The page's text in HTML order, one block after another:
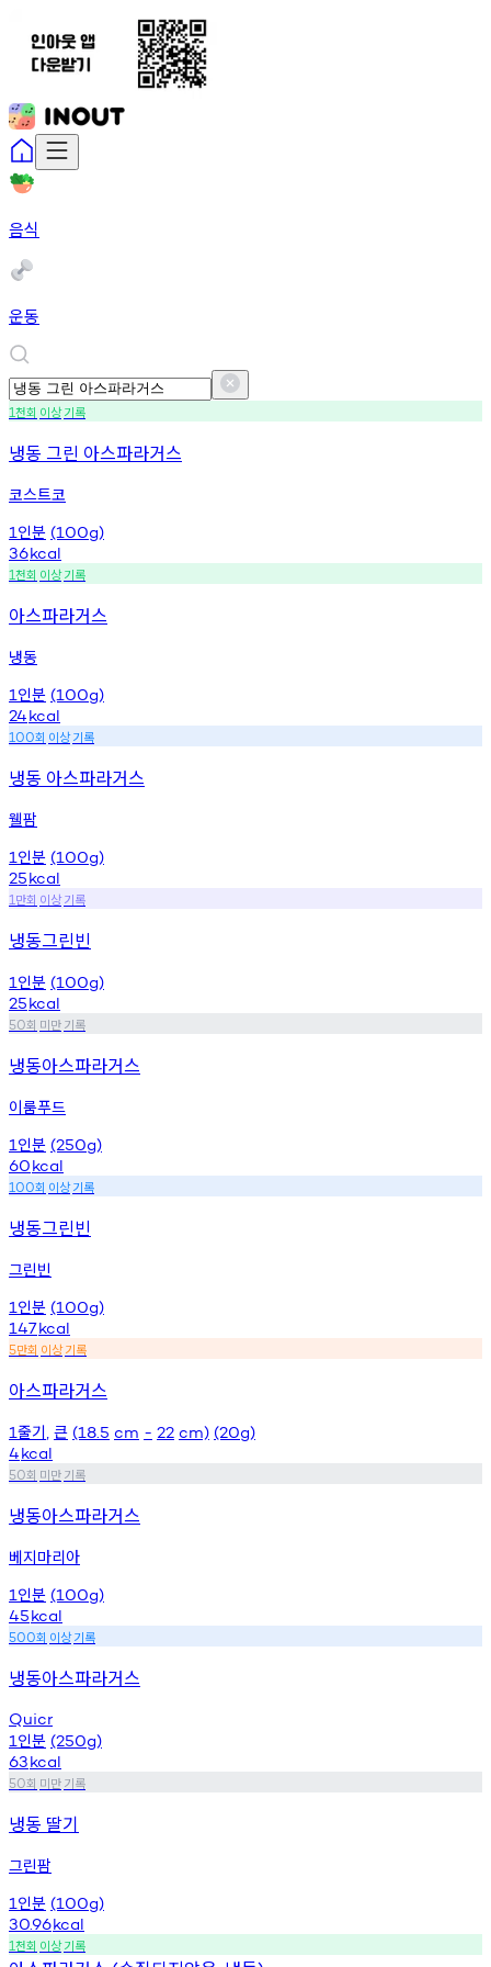
음식
운동
1천회 이상기록
냉동 그린 아스파라거스
코스트코
1 인분 (100g)
36kcal
1천회 이상기록
아스파라거스
냉동
1 인분 (100g)
24kcal
100회 이상기록
냉동 아스파라거스
웰팜
1 인분 (100g)
25kcal
1 만회 이상기록
냉동그린빈
1 인분 (100g)
25kcal
50회 미만기록
냉동아스파라거스
이룸푸드
1 인분 (250g)
60kcal
100회 이상기록
냉동그린빈
그린빈
1 인분 (100g)
147kcal
5만회 이상기록
아스파라거스
1줄기 큰 (18.5 cm - 22 cm) (20g)
4kcal
50회 미만기록
냉동아스파라거스
베지마리아
1 인분 (100g)
45kcal
500회 이상기록
냉동아스파라거스
Quicr
1 인분 (250g)
63kcal
50회 미만기록
냉동 딸기
그린팜
1 인분 (100g)
30.96kcal
1천회 이상기록